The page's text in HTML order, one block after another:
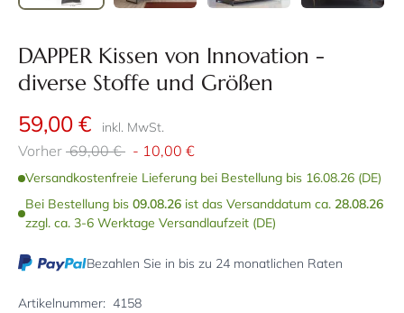
DAPPER Kissen von Innovation -
diverse Stoffe und Größen
59,00 €
inkl. MwSt.
Vorher 69,00 € - 10,00 €
Versandkostenfreie Lieferung bei Bestellung bis 16.08.26 (DE)
Bei Bestellung bis 09.08.26 ist das Versanddatum ca. 28.08.26
zzgl. ca. 3-6 Werktage Versandlaufzeit (DE)
Bezahlen Sie in bis zu 24 monatlichen Raten
Artikelnummer: 4158